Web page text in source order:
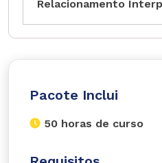
Relacionamento
Pacote Inclui
50 horas de curso